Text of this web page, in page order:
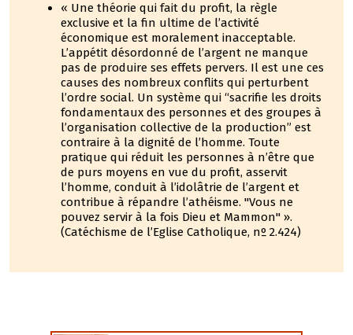
« Une théorie qui fait du profit, la règle
exclusive et la fin ultime de l’activité
économique est moralement inacceptable.
L’appétit désordonné de l’argent ne manque
pas de produire ses effets pervers. Il est une ces
causes des nombreux conflits qui perturbent
l’ordre social. Un système qui “sacrifie les droits
fondamentaux des personnes et des groupes à
l’organisation collective de la production” est
contraire à la dignité de l’homme. Toute
pratique qui réduit les personnes à n’être que
de purs moyens en vue du profit, asservit
l’homme, conduit à l’idolâtrie de l’argent et
contribue à répandre l’athéisme. "Vous ne
pouvez servir à la fois Dieu et Mammon" ».
(Catéchisme de l’Eglise Catholique, nº 2.424)